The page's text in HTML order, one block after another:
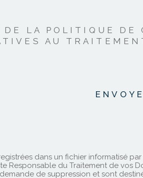
sont pas respectés, vous pouvez adresser une réclamation
de Confidentialité et es Conditions d'utilisation de Google
LA POLITIQUE DE
AU
dans un fichier informatisé
du Traitement de vos
de suppression et sont